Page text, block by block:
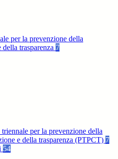
per la prevenzione della
trasparenza 7
triennale per la prevenzione della
e della trasparenza (PTPCT) 7
54